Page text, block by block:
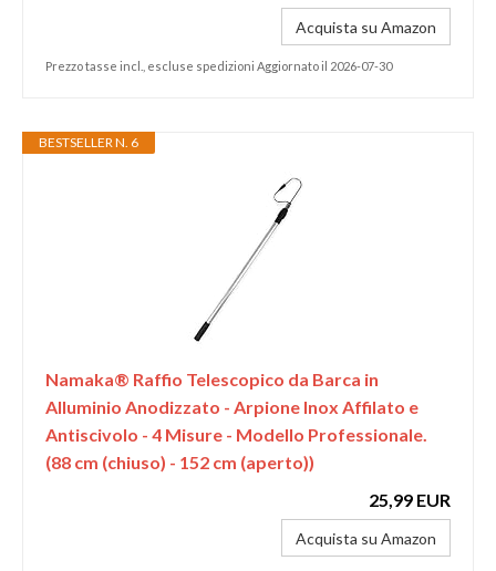
Acquista su Amazon
Prezzo tasse incl., escluse spedizioni Aggiornato il 2026-07-30
BESTSELLER N. 6
Namaka® Raffio Telescopico da Barca in
Alluminio Anodizzato - Arpione Inox Affilato e
Antiscivolo - 4 Misure - Modello Professionale.
(88 cm (chiuso) - 152 cm (aperto))
25,99 EUR
Acquista su Amazon